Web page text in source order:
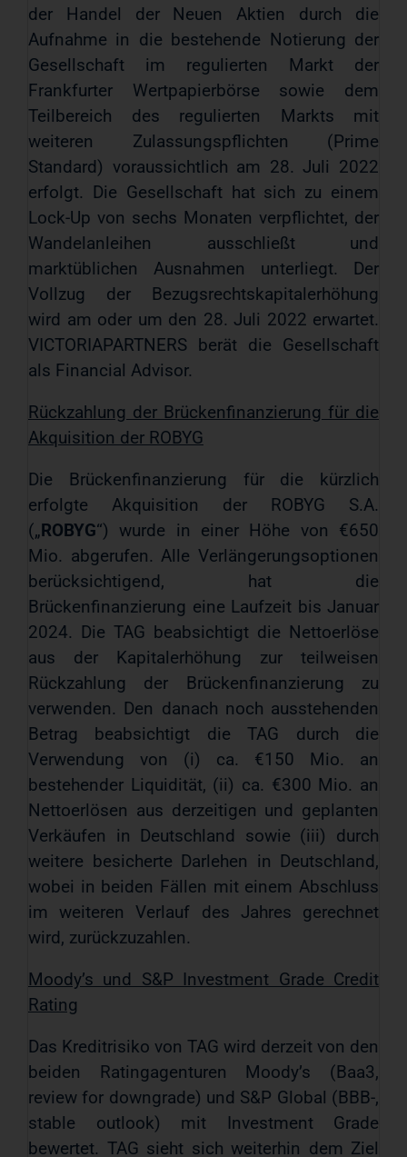
der Handel der Neuen Aktien durch die
Aufnahme in die bestehende Notierung der
Gesellschaft im regulierten Markt der
Frankfurter Wertpapierbörse sowie dem
Teilbereich des regulierten Markts mit
weiteren Zulassungspflichten (Prime
Standard) voraussichtlich am 28. Juli 2022
erfolgt. Die Gesellschaft hat sich zu einem
Lock-Up von sechs Monaten verpflichtet, der
Wandelanleihen ausschließt und
marktüblichen Ausnahmen unterliegt. Der
Vollzug der Bezugsrechtskapitalerhöhung
wird am oder um den 28. Juli 2022 erwartet.
VICTORIAPARTNERS berät die Gesellschaft
als Financial Advisor.
Rückzahlung der Brückenfinanzierung für die
Akquisition der ROBYG
Die Brückenfinanzierung für die kürzlich
erfolgte Akquisition der ROBYG S.A.
(„ROBYG“) wurde in einer Höhe von €650
Mio. abgerufen. Alle Verlängerungsoptionen
berücksichtigend, hat die
Brückenfinanzierung eine Laufzeit bis Januar
2024. Die TAG beabsichtigt die Nettoerlöse
aus der Kapitalerhöhung zur teilweisen
Rückzahlung der Brückenfinanzierung zu
verwenden. Den danach noch ausstehenden
Betrag beabsichtigt die TAG durch die
Verwendung von (i) ca. €150 Mio. an
bestehender Liquidität, (ii) ca. €300 Mio. an
Nettoerlösen aus derzeitigen und geplanten
Verkäufen in Deutschland sowie (iii) durch
weitere besicherte Darlehen in Deutschland,
wobei in beiden Fällen mit einem Abschluss
im weiteren Verlauf des Jahres gerechnet
wird, zurückzuzahlen.
Moody’s und S&P Investment Grade Credit
Rating
Das Kreditrisiko von TAG wird derzeit von den
beiden Ratingagenturen Moody’s (Baa3,
review for downgrade) und S&P Global (BBB-,
stable outlook) mit Investment Grade
bewertet. TAG sieht sich weiterhin dem Ziel